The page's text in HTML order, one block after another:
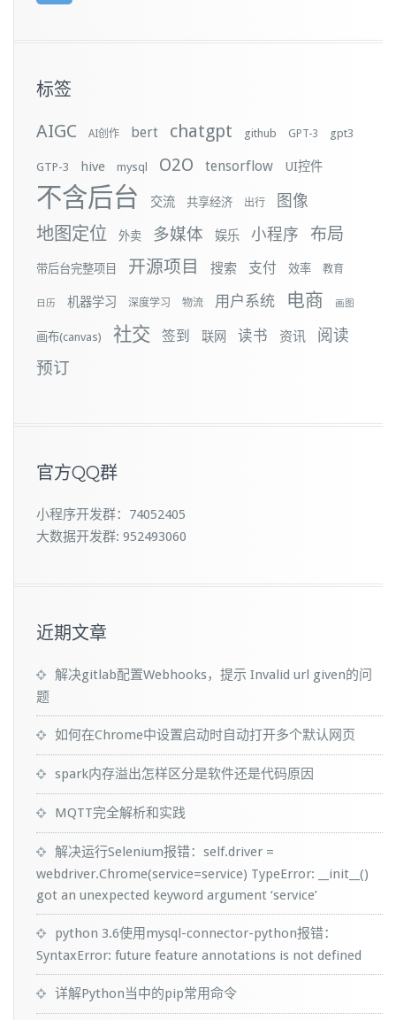
标签
AIGC
AI创作 bert chatgpt github GPT-3 gpt3
GTP-3 hive mysql O2O tensorflow UI控件
不含后台 交流 共享经济 出行 图像
地图定位 外卖 多媒体 娱乐 小程序 布局
带后台完整项目 开源项目 搜索 支付 效率 教育
日历 机器学习 深度学习 物流 用户系统 电商 画图
画布(canvas) 社交 签到 联网 读书 资讯 阅读
预订
官方QQ群
小程序开发群：74052405
大数据开发群: 952493060
近期文章
解决gitlab配置Webhooks，提示 Invalid url given的问
题
如何在Chrome中设置启动时自动打开多个默认网页
spark内存溢出怎样区分是软件还是代码原因
MQTT完全解析和实践
解决运行Selenium报错：self.driver =
webdriver.Chrome(service=service) TypeError: __init__()
got an unexpected keyword argument ‘service’
python 3.6使用mysql-connector-python报错：
SyntaxError: future feature annotations is not defined
详解Python当中的pip常用命令